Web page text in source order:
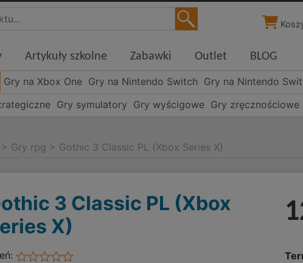
Artykuły szkolne Zabawki Outlet BLOG
Gry na Xbox One Gry na Nintendo Switch Gry na Nintendo
Gry symulatory Gry wyścigowe Gry zręcznościowe
> Gry rpg > Gothic 3 Classic PL (Xbox Series X)
3 Classic PL (Xbox
X)